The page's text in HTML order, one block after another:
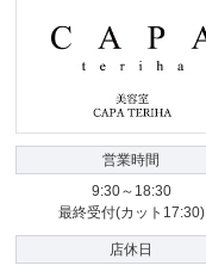
営業時間
9:30～18:30
最終受付(カット17:30)
店休日